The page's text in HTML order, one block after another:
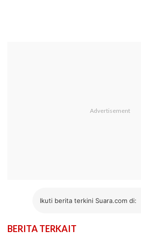
Ikuti berita terkini Suara.com di:
BERITA TERKAIT